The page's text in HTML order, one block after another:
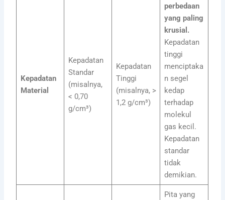
Kepadatan
Material
Kepadatan
Standar
(misalnya,
< 0,70
g/cm³)
Kepadatan
Tinggi
(misalnya, >
1,2 g/cm³)
perbedaan
yang paling
krusial.
Kepadatan
tinggi
menciptaka
n segel
kedap
terhadap
molekul
gas kecil.
Kepadatan
standar
tidak
demikian.
Pita yang